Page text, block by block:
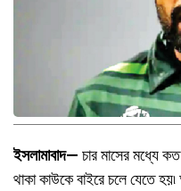
ইসলামাবাদ— চার মাসের মধ্যে
থাকা কাউকে বাইরে চলে যেতে